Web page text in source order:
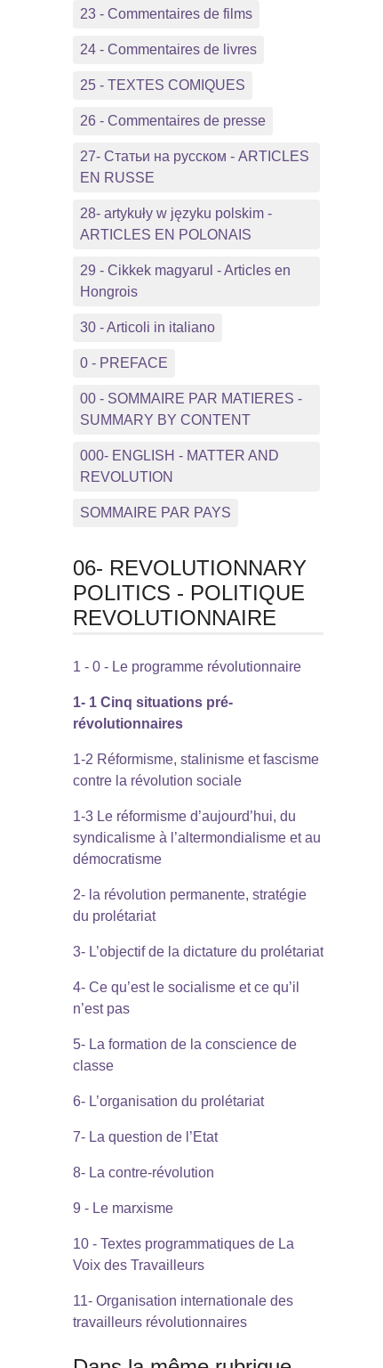
23 - Commentaires de films
24 - Commentaires de livres
25 - TEXTES COMIQUES
26 - Commentaires de presse
27- Статьи на русском - ARTICLES
EN RUSSE
28- artykuły w języku polskim -
ARTICLES EN POLONAIS
29 - Cikkek magyarul - Articles en
Hongrois
30 - Articoli in italiano
0 - PREFACE
00 - SOMMAIRE PAR MATIERES -
SUMMARY BY CONTENT
000- ENGLISH - MATTER AND
REVOLUTION
SOMMAIRE PAR PAYS
06- REVOLUTIONNARY
POLITICS - POLITIQUE
REVOLUTIONNAIRE
1 - 0 - Le programme révolutionnaire
1- 1 Cinq situations pré-
révolutionnaires
1-2 Réformisme, stalinisme et fascisme
contre la révolution sociale
1-3 Le réformisme d’aujourd’hui, du
syndicalisme à l’altermondialisme et au
démocratisme
2- la révolution permanente, stratégie
du prolétariat
3- L’objectif de la dictature du prolétariat
4- Ce qu’est le socialisme et ce qu’il
n’est pas
5- La formation de la conscience de
classe
6- L’organisation du prolétariat
7- La question de l’Etat
8- La contre-révolution
9 - Le marxisme
10 - Textes programmatiques de La
Voix des Travailleurs
11- Organisation internationale des
travailleurs révolutionnaires